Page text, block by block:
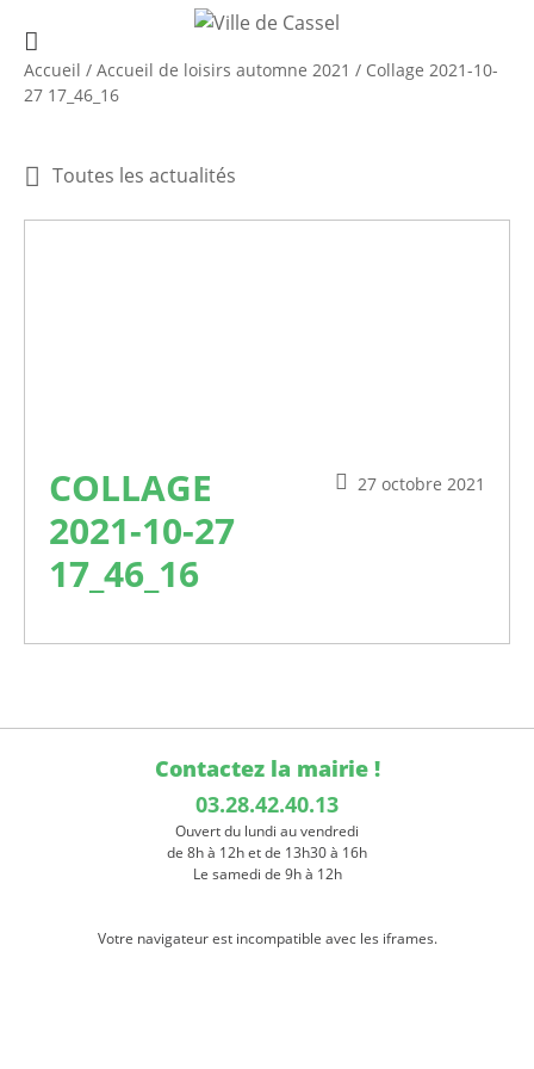
Accueil / Accueil de loisirs automne 2021 / Collage 2021-10-
27 17_46_16
Toutes les actualités
27 octobre 2021
COLLAGE
2021-10-27
17_46_16
Contactez la mairie !
03.28.42.40.13
Ouvert du lundi au vendredi
de 8h à 12h et de 13h30 à 16h
Le samedi de 9h à 12h
Votre navigateur est incompatible avec les iframes.